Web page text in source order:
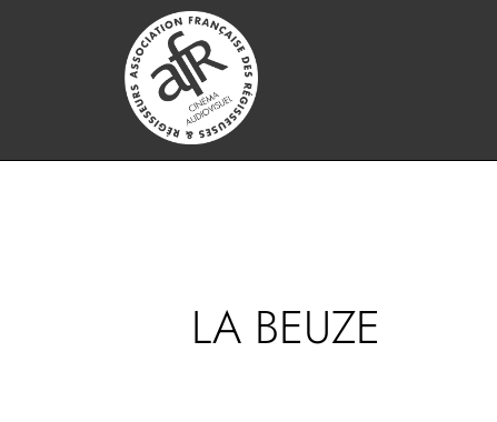
LA BEUZE